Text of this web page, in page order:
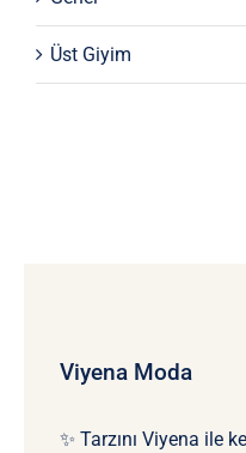
Üst Giyim
Viyena Moda
✨ Tarzını Viyena ile